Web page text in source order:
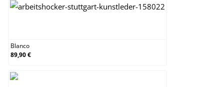
Blanco
89,90 €